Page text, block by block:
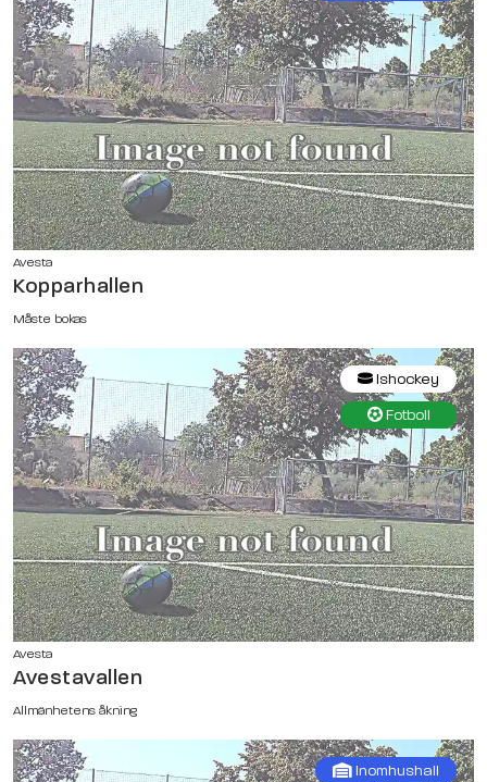
Avesta
Kopparhallen
Måste bokas
Ishockey
Fotboll
Avesta
Avestavallen
Allmänhetens åkning
Inomhushall